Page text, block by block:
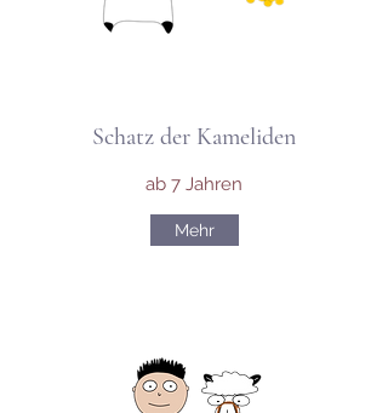
Schatz der Kameliden
ab 7 Jahren
Mehr